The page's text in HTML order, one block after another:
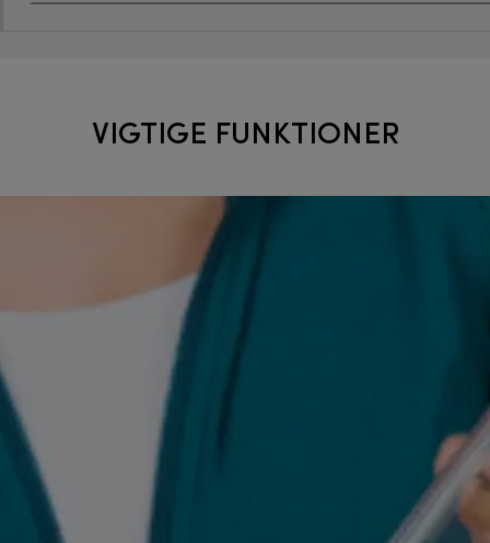
VIGTIGE FUNKTIONER